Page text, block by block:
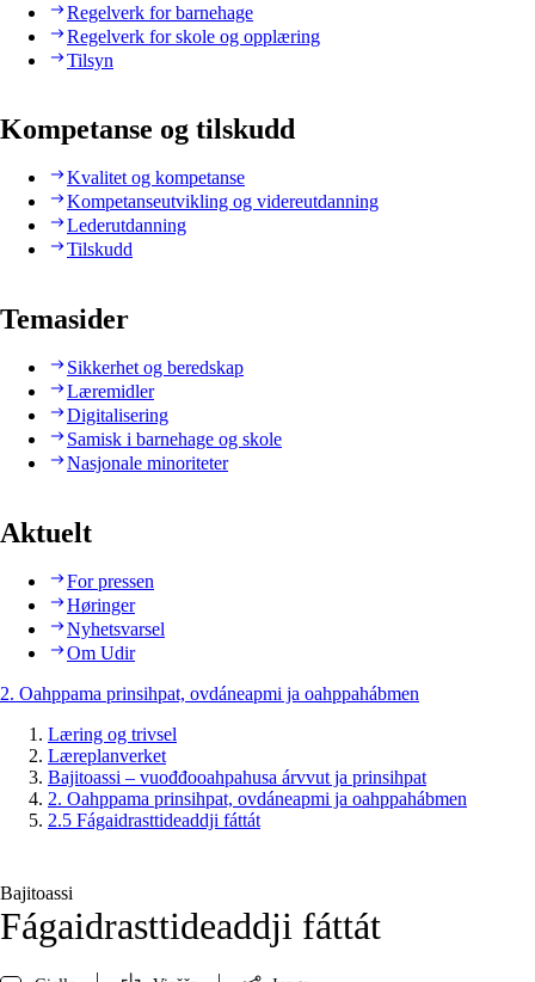
Regelverk for barnehage
Regelverk for skole og opplæring
Tilsyn
Kompetanse og tilskudd
Kvalitet og kompetanse
Kompetanseutvikling og videreutdanning
Lederutdanning
Tilskudd
Temasider
Sikkerhet og beredskap
Læremidler
Digitalisering
Samisk i barnehage og skole
Nasjonale minoriteter
Aktuelt
For pressen
Høringer
Nyhetsvarsel
Om Udir
2. Oahppama prinsihpat, ovdáneapmi ja oahppahábmen
Læring og trivsel
Læreplanverket
Bajitoassi – vuođđooahpahusa árvvut ja prinsihpat
2. Oahppama prinsihpat, ovdáneapmi ja oahppahábmen
2.5 Fágaidrasttideaddji fáttát
Bajitoassi
Fágaidrasttideaddji fáttát